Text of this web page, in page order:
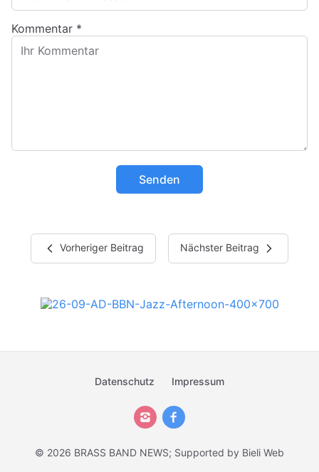
Kommentar *
Senden
Vorheriger Beitrag Nächster Beitrag
Datenschutz Impressum
© 2026 BRASS BAND NEWS; Supported by Bieli Web